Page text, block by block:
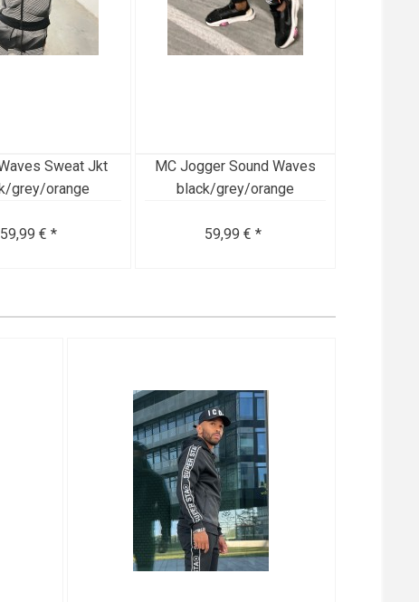
Sweat Jkt
grey/orange
59,99 € *
MC Jogger Sound Waves
black/grey/orange
59,99 € *